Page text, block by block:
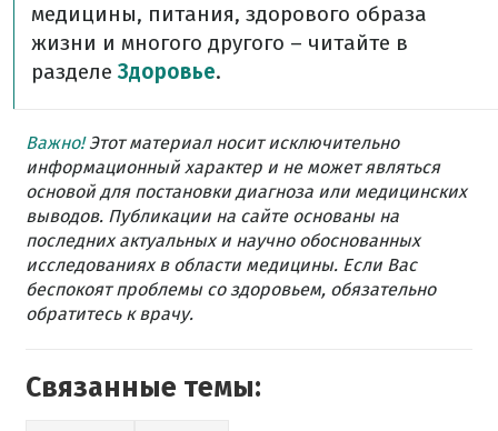
медицины, питания, здорового образа
жизни и многого другого – читайте в
разделе Здоровье.
Важно!Этот материал носит исключительно
информационный характер и не может являться
основой для постановки диагноза или медицинских
выводов. Публикации на сайте основаны на
последних актуальных и научно обоснованных
исследованиях в области медицины. Если Вас
беспокоят проблемы со здоровьем, обязательно
обратитесь к врачу.
Связанные темы: